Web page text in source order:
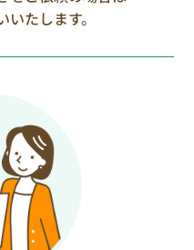
たします。